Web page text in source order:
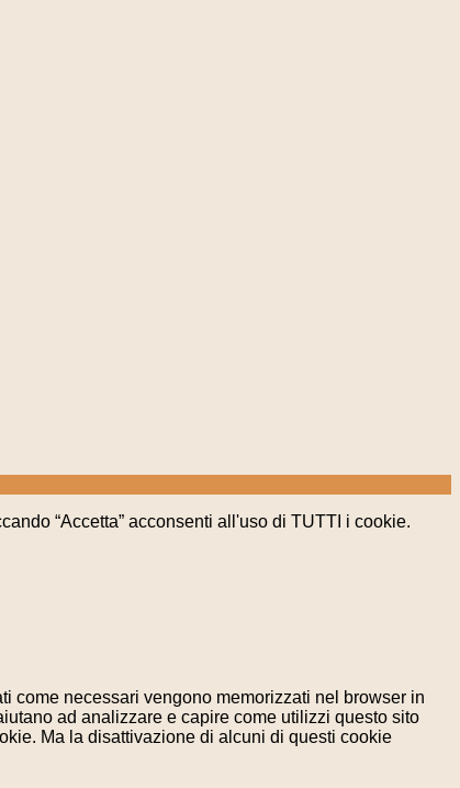
“Accetta” acconsenti all'uso di TUTTI i cookie.
come necessari vengono memorizzati nel browser in
ad analizzare e capire come utilizzi questo sito
Ma la disattivazione di alcuni di questi cookie